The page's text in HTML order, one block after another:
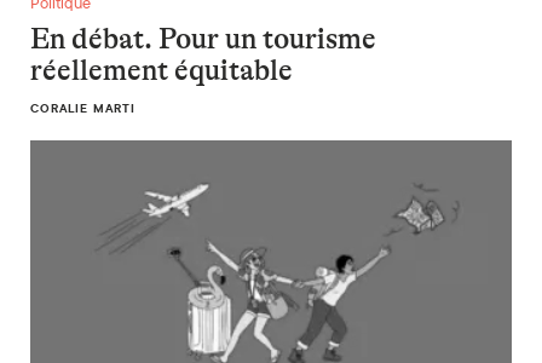
En débat. Pour un tourisme
réellement équitable
CORALIE MARTI